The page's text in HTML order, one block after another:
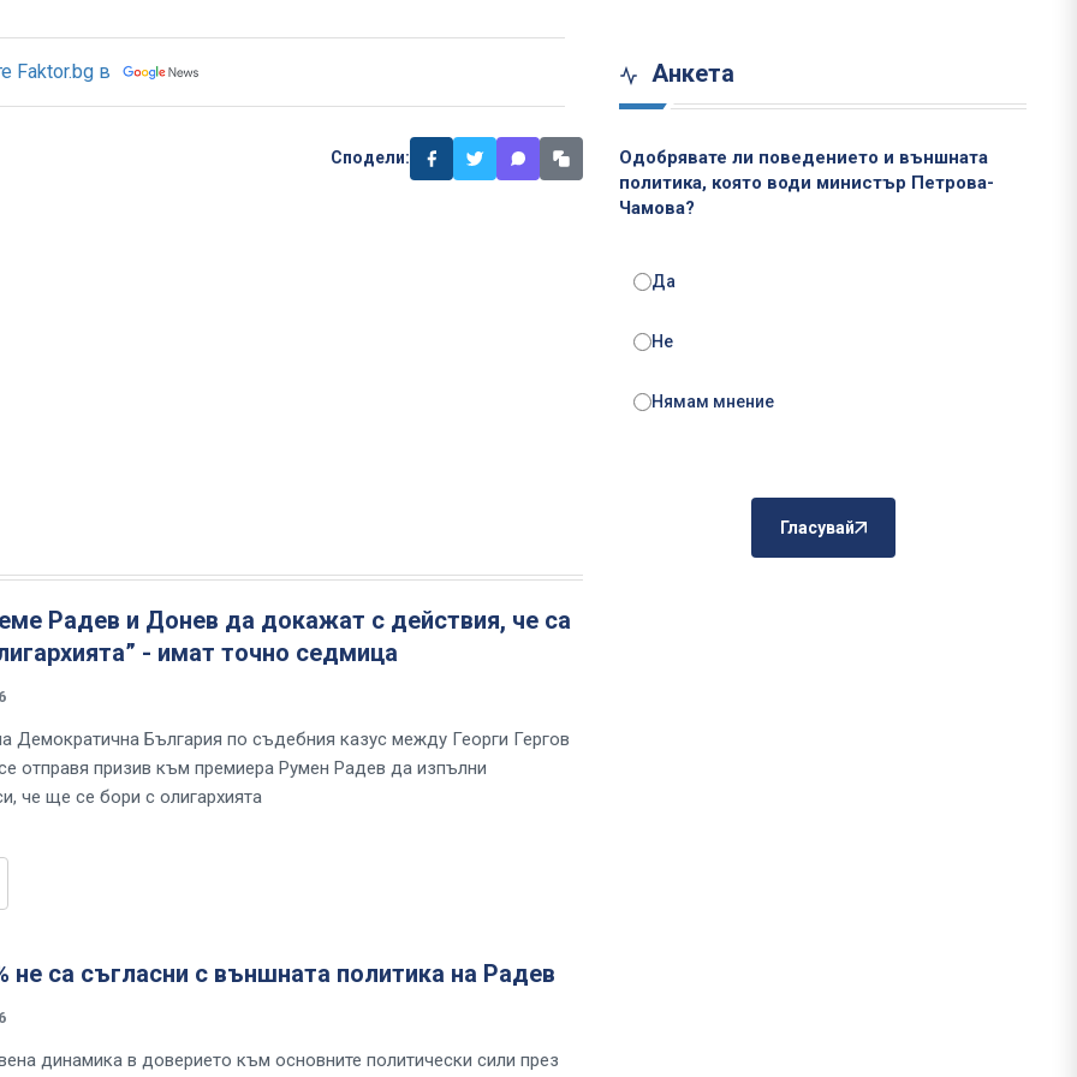
Faktor.bg в
Сподели:
Радев и Донев да докажат с действия, че са
- имат точно седмица
Демократична България по съдебния казус между Георги Гергов
отправя призив към премиера Румен Радев да изпълни
че ще се бори с олигархията
не са съгласни с външната политика на Радев
динамика в доверието към основните политически сили през
Анкета
Одобрявате ли поведението и външната
политика, която води министър Петрова-
Чамова?
Да
Не
Нямам мнение
Гласувай